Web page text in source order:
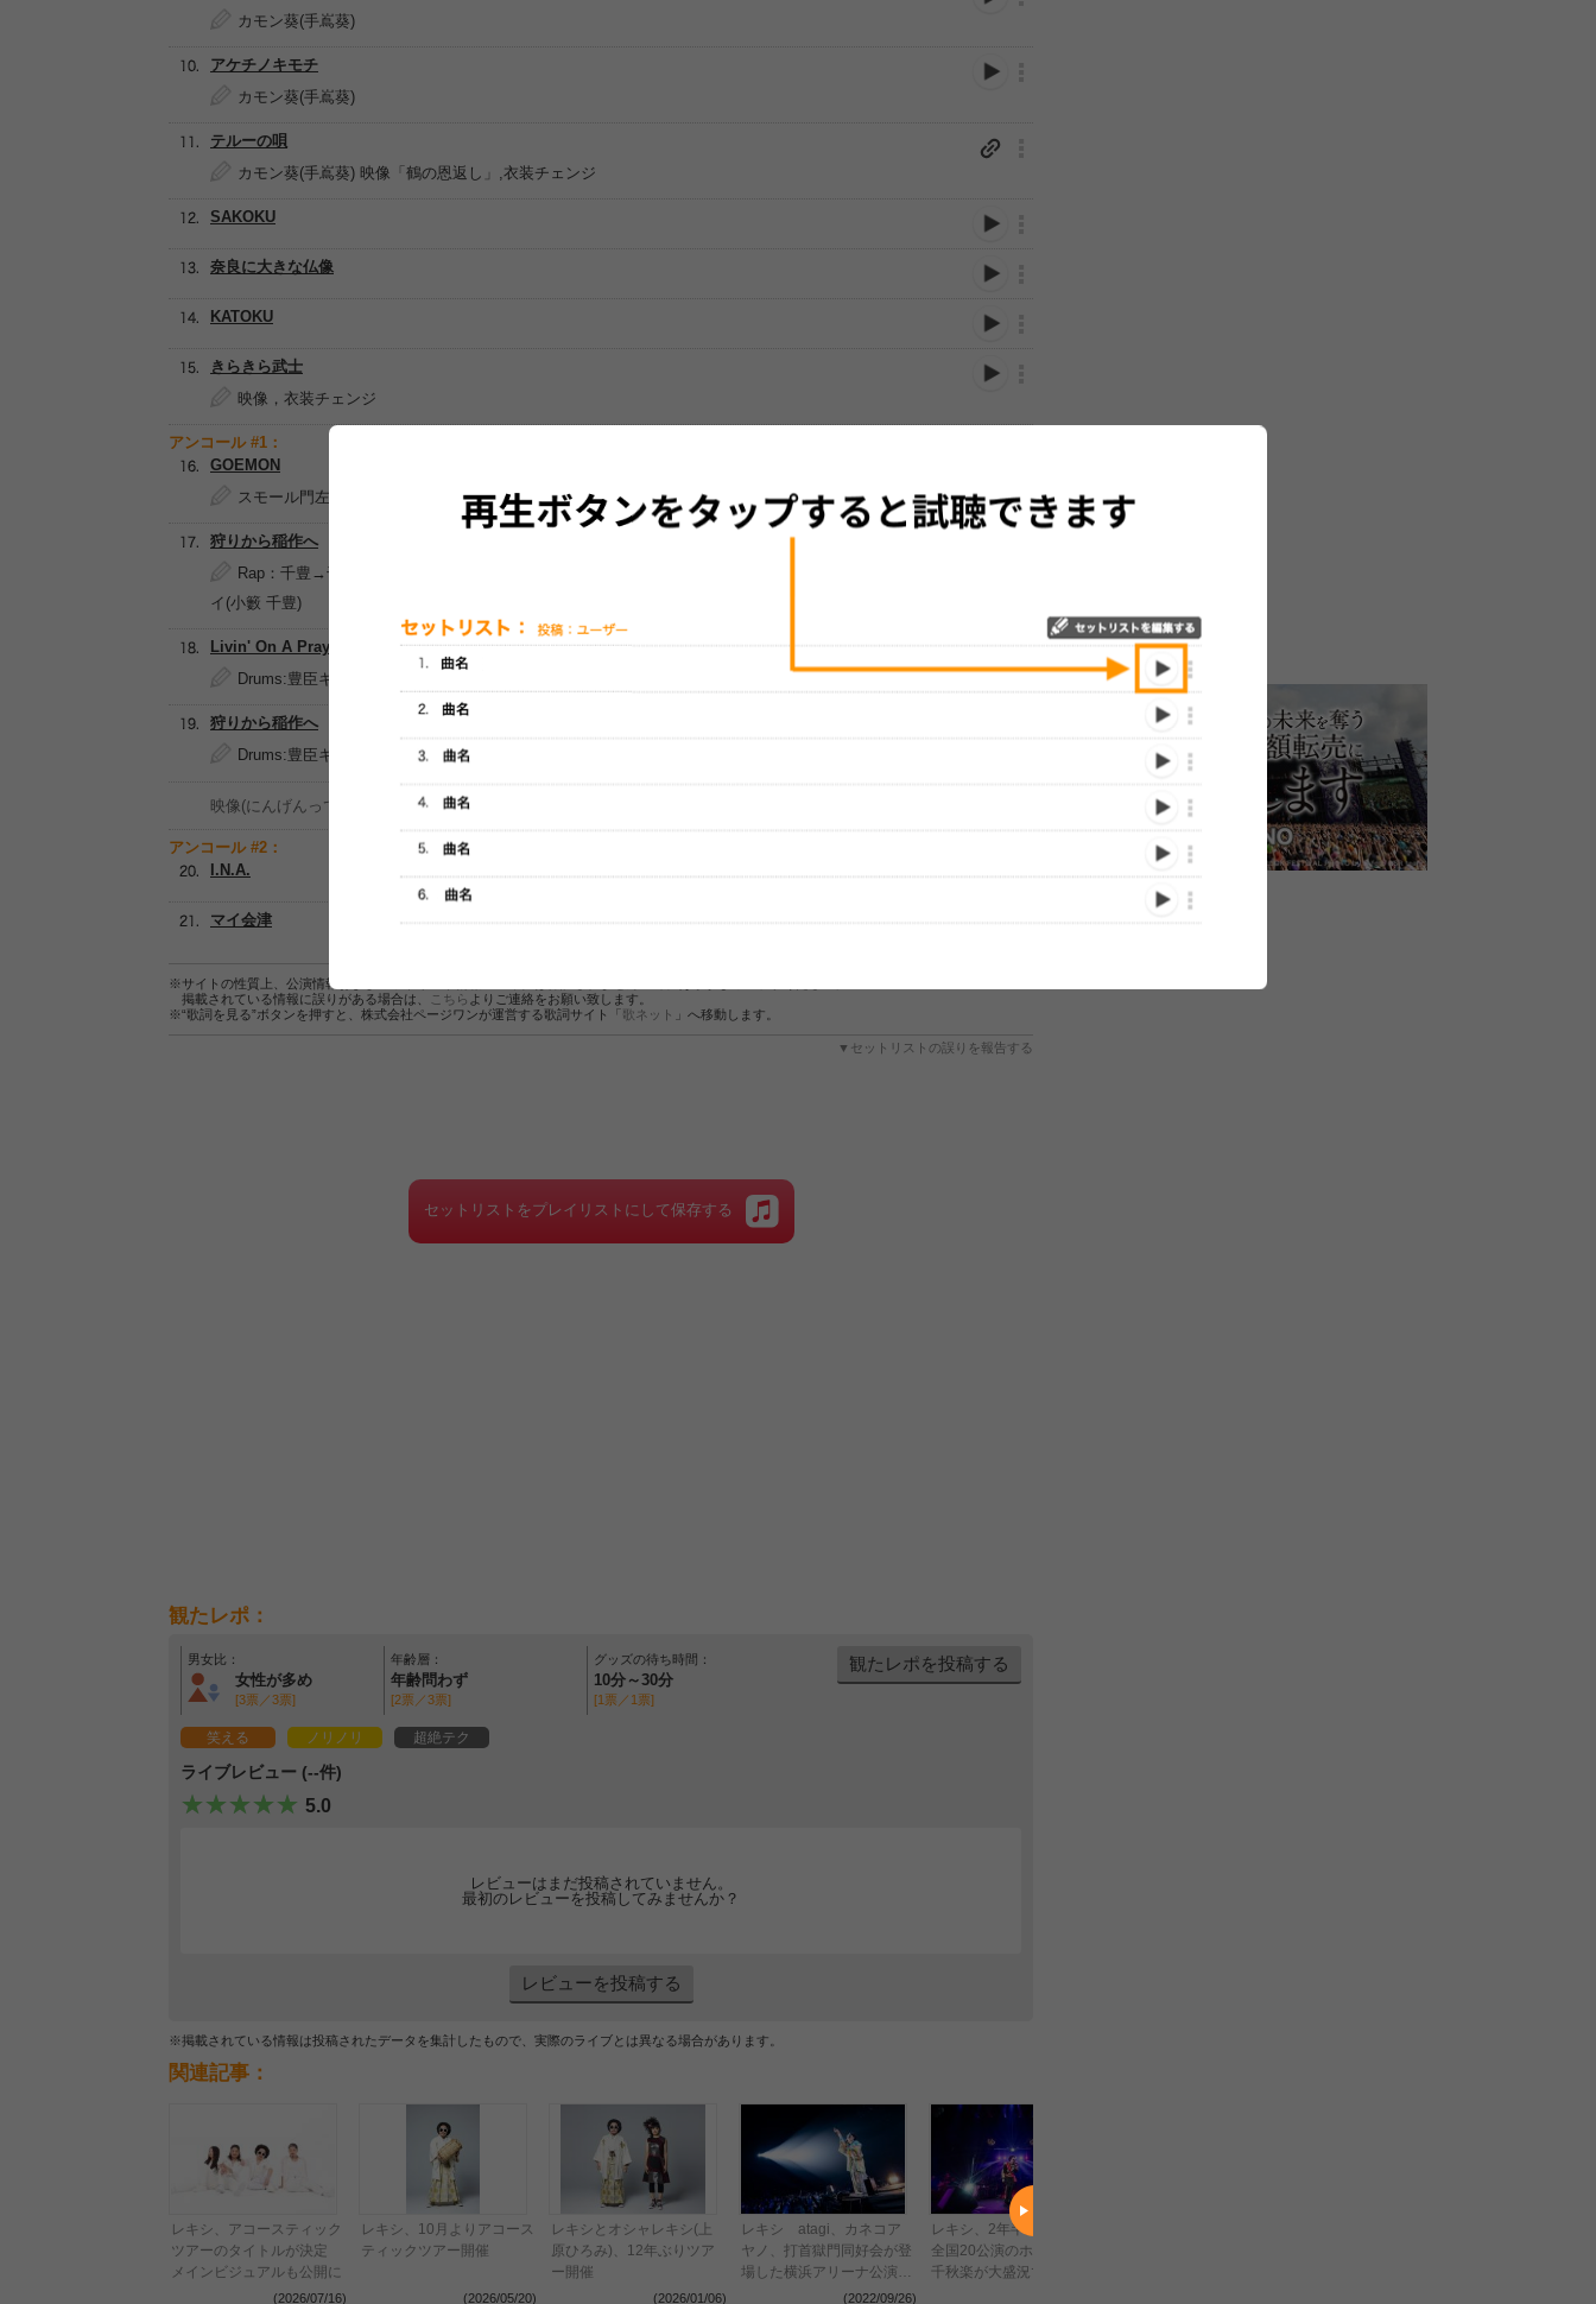
アケチノキモチ
カモン葵(手嶌葵)
カモン葵(手嶌葵)
テルーの唄
カモン葵(手嶌葵) 映像「鶴の恩返し」,衣装チェンジ
SAKOKU
奈良に大きな仏像
KATOKU
きらきら武士
映像，衣装チェンジ
アンコール #1：
GOEMON
スモール門左衛門(池乃めだか)
狩りから稲作へ
Rap：千豊→千豊臣→豊臣→TOYOTOMI→プリンセス豊臣→陸王→プリンス豊臣→豊臣キャッツア
イ(小籔 千豊)
Livin' On A Prayer [Bon Jovi]
Drums:豊臣キャッツアイ(小籔 千豊)
狩りから稲作へ
Drums:豊臣キャッツアイ(小籔 千豊)
映像(にんげんっていいな)
アンコール #2：
I.N.A.
マイ会津
※サイトの性質上、公演情報およびセットリスト情報の正確性は保証されませんので、あらかじめご了承ください。
掲載されている情報に誤りがある場合は、
こちら よりご連絡をお願い致します。
※“歌詞を見る”ボタンを押すと、株式会社ページワンが運営する歌詞サイト「歌ネット 」へ移動します。
▼セットリストの誤りを報告する
セットリストをプレイリストにして保存する
観たレポ：
男女比：
女性が多め
[3票／3票]
年齢層：
年齢問わず
[2票／3票]
グッズの待ち時間：
10分～30分
[1票／1票]
観たレポを投稿する
笑える ノリノリ 超絶テク
ライブレビュー (--件)
5.0
レビューはまだ投稿されていません。
最初のレビューを投稿してみませんか？
レビューを投稿する
※掲載されている情報は投稿されたデータを集計したもので、実際のライブとは異なる場合があります。
関連記事：
レキシ、アコースティック
ツアーのタイトルが決定
メインビジュアルも公開に
(2026/07/16)
レキシ、10月よりアコース
ティックツアー開催
(2026/05/20)
レキシとオシャレキシ(上
原ひろみ)、12年ぶりツア
ー開催
(2026/01/06)
レキシ atagi、カネコア
ヤノ、打首獄門同好会が登
場した横浜アリーナ公演の
公式レポート到着(2022/09/26)
レキシ、2年半ぶりとなる
全国20公演のホールツアー
千秋楽が大盛況で幕 オフ